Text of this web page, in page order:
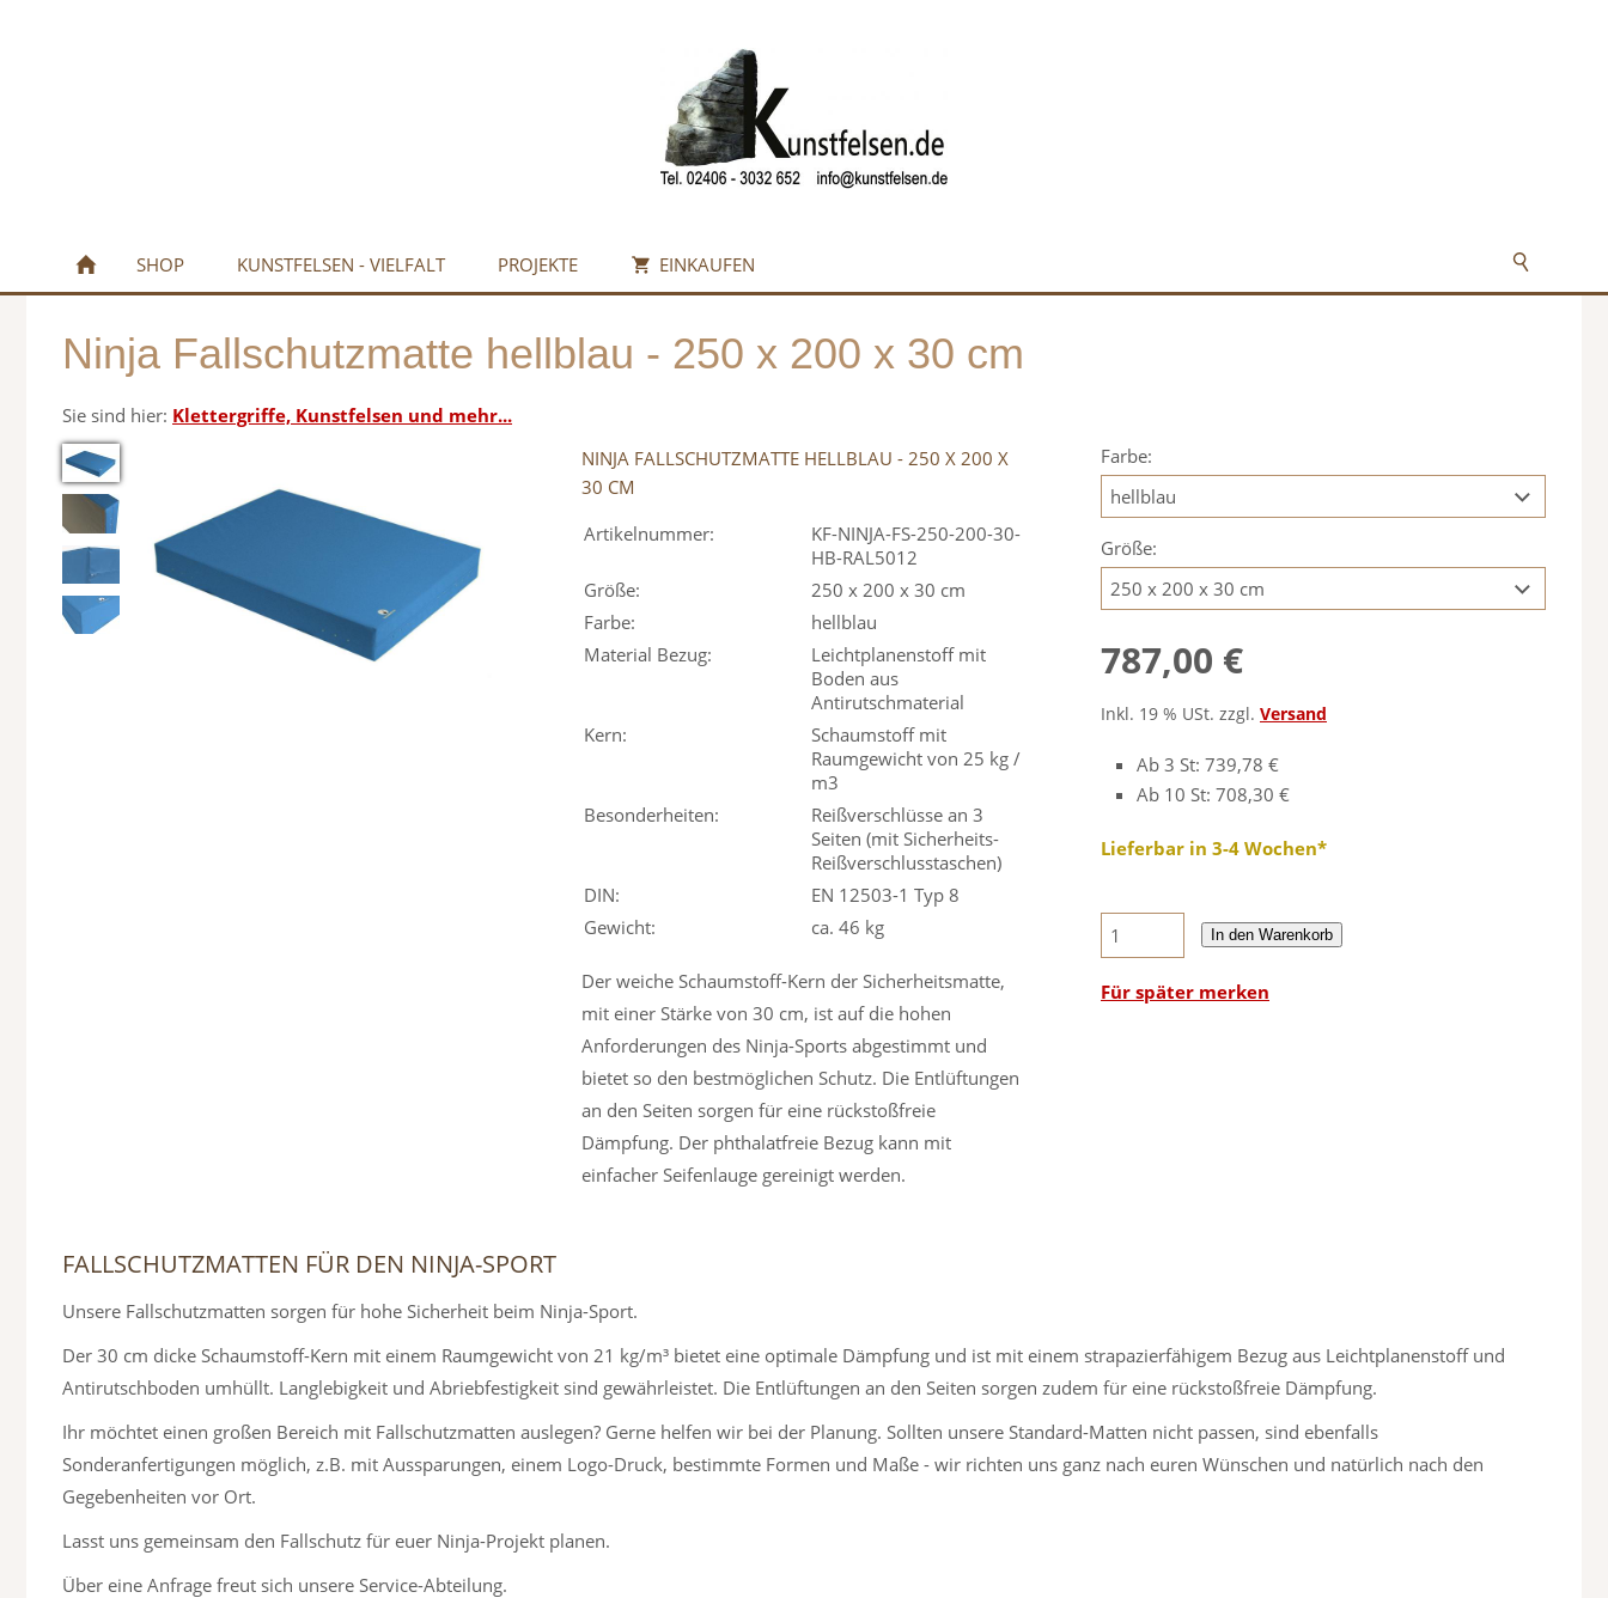
SHOP KUNSTFELSEN - VIELFALT PROJEKTE EINKAUFEN
Ninja Fallschutzmatte hellblau - 250 x 200 x 30 cm
Sie sind hier: Klettergriffe, Kunstfelsen und mehr...
NINJA FALLSCHUTZMATTE HELLBLAU - 250 X 200 X
30 CM
Artikelnummer:
KF-NINJA-FS-250-200-30-
HB-RAL5012
Größe:
250 x 200 x 30 cm
Farbe:
hellblau
Material Bezug:
Leichtplanenstoff mit
Boden aus
Antirutschmaterial
Kern:
Schaumstoff mit
Raumgewicht von 25 kg /
m3
Besonderheiten:
Reißverschlüsse an 3
Seiten (mit Sicherheits-
Reißverschlusstaschen)
DIN:
EN 12503-1 Typ 8
Gewicht:
ca. 46 kg
Der weiche Schaumstoff-Kern der Sicherheitsmatte,
mit einer Stärke von 30 cm, ist auf die hohen
Anforderungen des Ninja-Sports abgestimmt und
bietet so den bestmöglichen Schutz. Die Entlüftungen
an den Seiten sorgen für eine rückstoßfreie
Dämpfung. Der phthalatfreie Bezug kann mit
einfacher Seifenlauge gereinigt werden.
Farbe:
Größe:
787,00 €
Inkl. 19 % USt. zzgl. Versand
Ab 3 St: 739,78 €
Ab 10 St: 708,30 €
Lieferbar in 3-4 Wochen*
In den Warenkorb
Für später merken
FALLSCHUTZMATTEN FÜR DEN NINJA-SPORT
Unsere Fallschutzmatten sorgen für hohe Sicherheit beim Ninja-Sport.
Der 30 cm dicke Schaumstoff-Kern mit einem Raumgewicht von 21 kg/m³ bietet eine optimale Dämpfung und ist mit einem strapazierfähigem Bezug aus Leichtplanenstoff und
Antirutschboden umhüllt. Langlebigkeit und Abriebfestigkeit sind gewährleistet. Die Entlüftungen an den Seiten sorgen zudem für eine rückstoßfreie Dämpfung.
Ihr möchtet einen großen Bereich mit Fallschutzmatten auslegen? Gerne helfen wir bei der Planung. Sollten unsere Standard-Matten nicht passen, sind ebenfalls
Sonderanfertigungen möglich, z.B. mit Aussparungen, einem Logo-Druck, bestimmte Formen und Maße - wir richten uns ganz nach euren Wünschen und natürlich nach den
Gegebenheiten vor Ort.
Lasst uns gemeinsam den Fallschutz für euer Ninja-Projekt planen.
Über eine Anfrage freut sich unsere Service-Abteilung.